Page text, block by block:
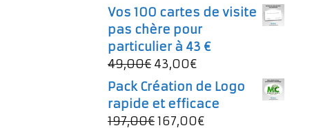
prix
initial
était :
997,00€.
prix
est :
Vos 100 cartes de visite
pas chère pour
particulier à 43 €
49,00€ Le
prix
initial
était :
43,00€Le
prix
actuel
est :
Pack Création de Logo
rapide et efficace
197,00€Le
167,00€Le